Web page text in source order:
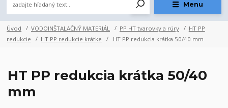
Menu
Úvod VODOINŠTALAČNÝ MATERIÁL PP HT tvarovky a rúry
HT PP
redukcie
HT PP redukcie krátke HT PP redukcia krátka 50/40 mm
HT PP redukcia krátka 50/40
mm